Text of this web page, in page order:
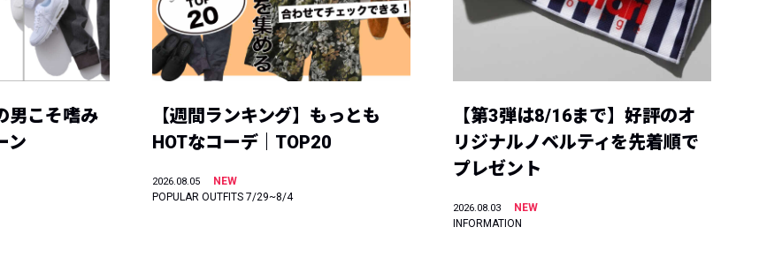
男こそ嗜み
ン
【週間ランキング】もっとも
HOTなコーデ｜TOP20
2026.08.05
NEW
POPULAR OUTFITS 7/29~8/4
【第3弾は8/16まで】好評のオ
リジナルノベルティを先着順で
プレゼント
2026.08.03
NEW
INFORMATION